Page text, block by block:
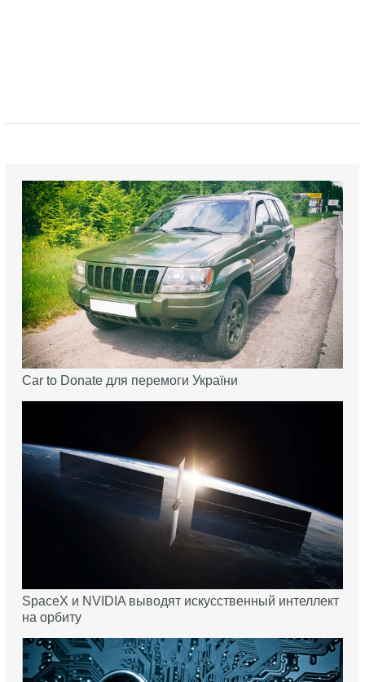
Car to Donate для перемоги України
SpaceX и NVIDIA выводят искусственный интеллект
на орбиту